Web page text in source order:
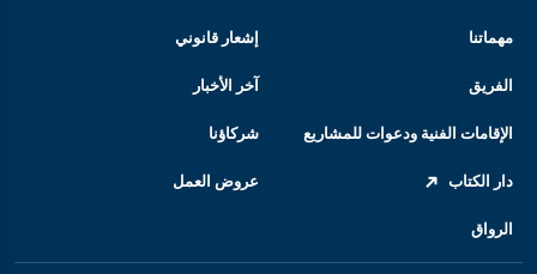
مهماتنا إشعار قانوني
الفريق آخر الأخبار
الإقامات الفنية ودعوات للمشاريع شركاؤنا
دار الكتاب عروض العمل
الرواق